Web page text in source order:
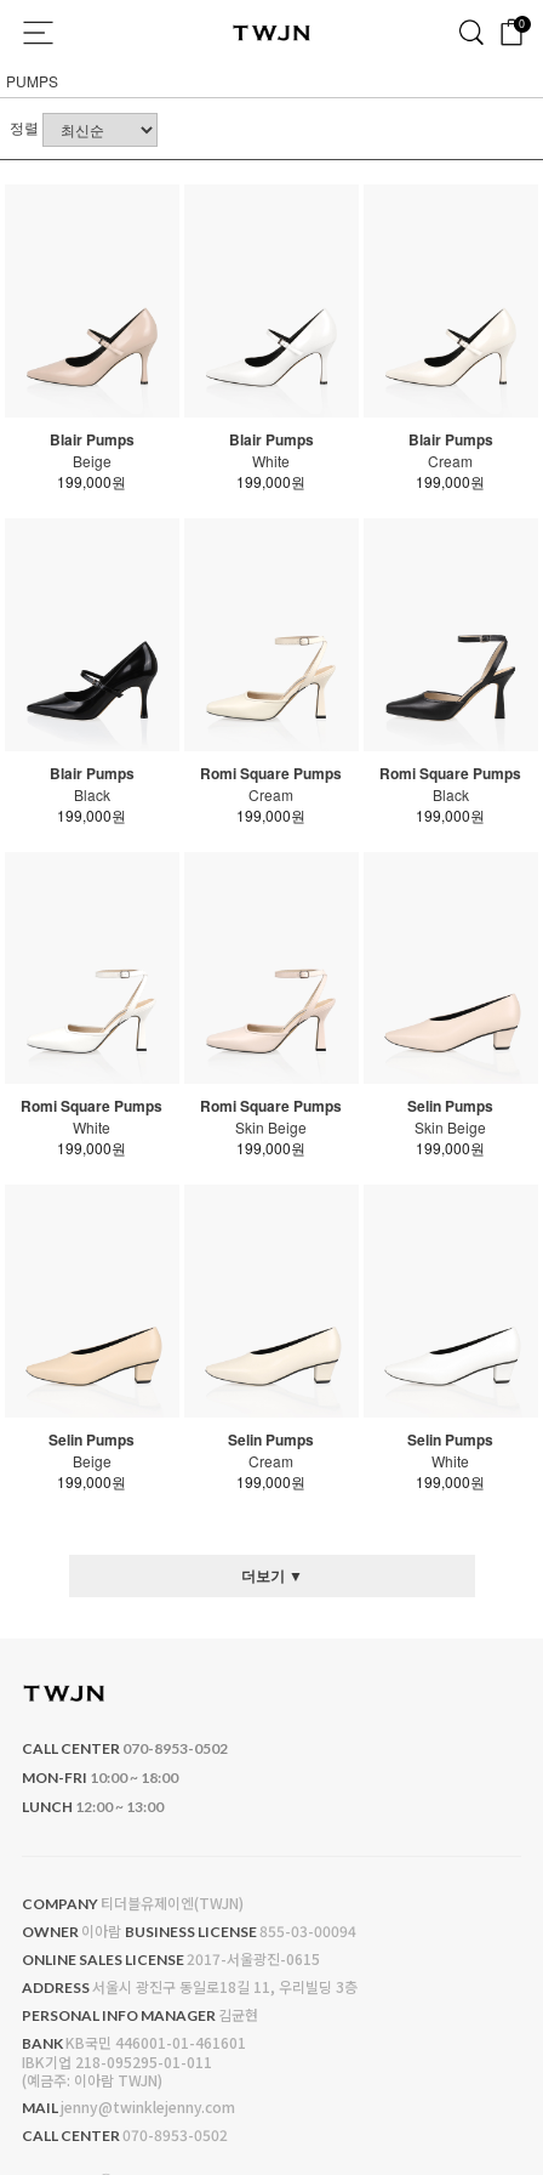
0
PUMPS
정렬
Blair Pumps
Beige
199,000원
Blair Pumps
White
199,000원
Blair Pumps
Cream
199,000원
Blair Pumps
Black
199,000원
Romi Square Pumps
Cream
199,000원
Romi Square Pumps
Black
199,000원
Romi Square Pumps
White
199,000원
Romi Square Pumps
Skin Beige
199,000원
Selin Pumps
Skin Beige
199,000원
Selin Pumps
Beige
199,000원
Selin Pumps
Cream
199,000원
Selin Pumps
White
199,000원
더보기 ▼
CALL CENTER 070-8953-0502
MON-FRI 10:00 ~ 18:00
LUNCH 12:00 ~ 13:00
COMPANY 티더블유제이엔(TWJN)
OWNER 이아람 BUSINESS LICENSE855-03-00094
ONLINE SALES LICENSE 2017-서울광진-0615
ADDRESS서울시 광진구 동일로18길 11, 우리빌딩 3층
PERSONAL INFO MANAGER 김균현
BANK KB국민 446001-01-461601
IBK기업 218-095295-01-011
(예금주: 이아람 TWJN)
MAIL jenny@twinklejenny.com
CALL CENTER 070-8953-0502